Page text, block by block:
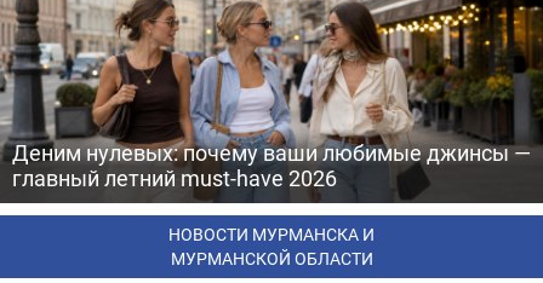
Деним нулевых: почему ваши любимые джинсы —
главный летний must-have 2026
НОВОСТИ МУРМАНСКА И
МУРМАНСКОЙ ОБЛАСТИ